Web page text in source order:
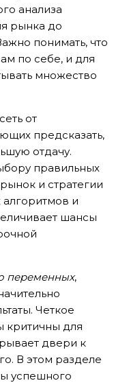
анализа
рынка до
понимать, что
по себе, и для
множество
от
предсказать,
отдачу.
правильных
и стратегии
и
шансы
переменных,
Четкое
критичны для
двери к
В этом разделе
успешного